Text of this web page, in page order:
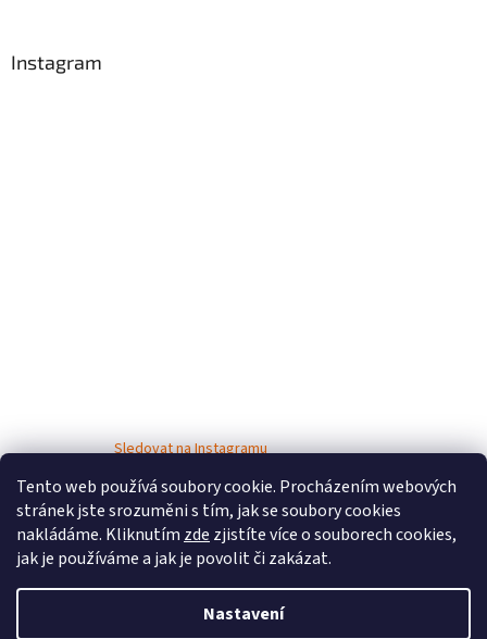
Tento web používá soubory cookie. Procházením webových
stránek jste srozuměni s tím, jak se soubory cookies
nakládáme. Kliknutím zde zjistíte více o souborech cookies,
jak je používáme a jak je povolit či zakázat.
Nastavení
Instagram
Sledovat na Instagramu
Vytvořil Shoptet